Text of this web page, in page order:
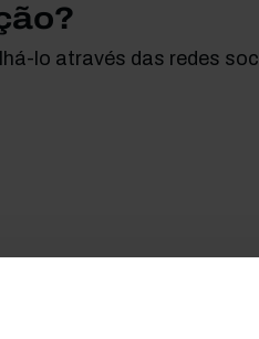
lo através das redes